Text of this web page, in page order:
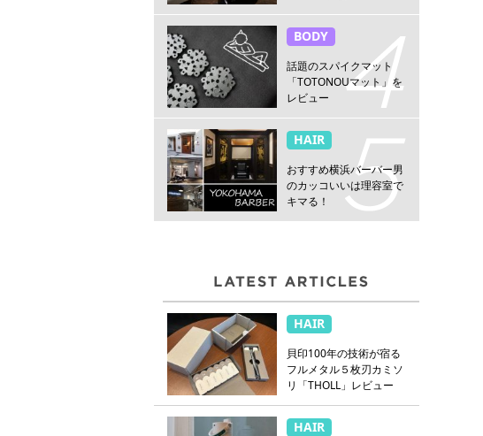
BARBER HANARE新宿
店」
BODY
話題のスパイクマット
「TOTONOUマット」を
レビュー
HAIR
おすすめ横浜バーバー男
のカッコいいは理容室で
キマる！
HAIR
貝印100年の技術が宿る
フルメタル５枚刃カミソ
リ「THOLL」レビュー
HAIR